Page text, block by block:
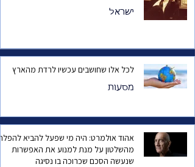
ישראל
לכל אלו שחושבים עכשיו לרדת מהארץ
מסעות
אהוד אולמרט: היה מי שפעל להביא
מהשלטון על מנת למנוע את האפשרות
שנעשה הסכם שכרוכה בו נסיגה